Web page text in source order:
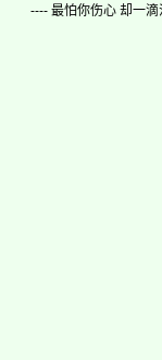
---- 最怕你伤心 却一